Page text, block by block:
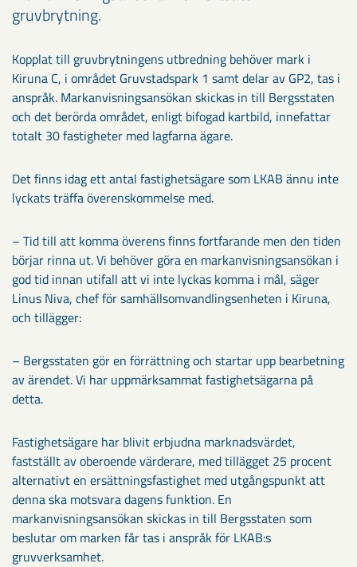
gruvbrytning.
Kopplat till gruvbrytningens utbredning behöver mark i
Kiruna C, i området Gruvstadspark 1 samt delar av GP2, tas i
anspråk. Markanvisningsansökan skickas in till Bergsstaten
och det berörda området, enligt bifogad kartbild, innefattar
totalt 30 fastigheter med lagfarna ägare.
Det finns idag ett antal fastighetsägare som LKAB ännu inte
lyckats träffa överenskommelse med.
­– Tid till att komma överens finns fortfarande men den tiden
börjar rinna ut. Vi behöver göra en markanvisningsansökan i
god tid innan utifall att vi inte lyckas komma i mål, säger
Linus Niva, chef för samhällsomvandlingsenheten i Kiruna,
och tillägger:
­– Bergsstaten gör en förrättning och startar upp bearbetning
av ärendet. Vi har uppmärksammat fastighetsägarna på
detta.
Fastighetsägare har blivit erbjudna marknadsvärdet,
fastställt av oberoende värderare, med tillägget 25 procent
alternativt en ersättningsfastighet med utgångspunkt att
denna ska motsvara dagens funktion. En
markanvisningsansökan skickas in till Bergsstaten som
beslutar om marken får tas i anspråk för LKAB:s
gruvverksamhet.